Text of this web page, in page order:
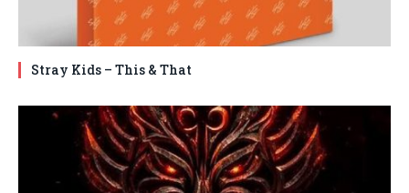
Stray Kids – This & That